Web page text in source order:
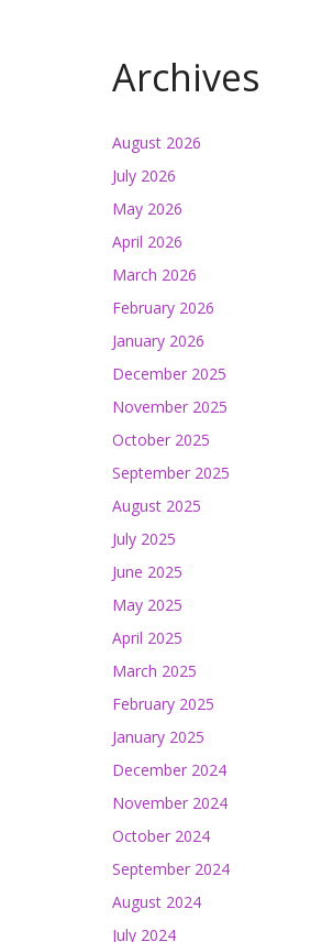
Archives
August 2026
July 2026
May 2026
April 2026
March 2026
February 2026
January 2026
December 2025
November 2025
October 2025
September 2025
August 2025
July 2025
June 2025
May 2025
April 2025
March 2025
February 2025
January 2025
December 2024
November 2024
October 2024
September 2024
August 2024
July 2024